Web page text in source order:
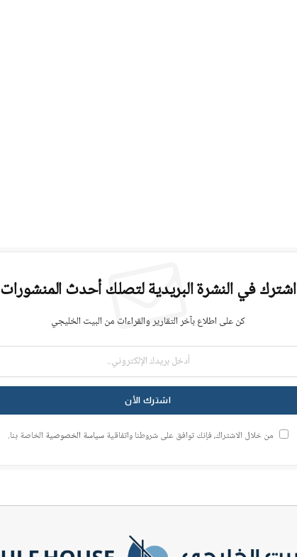
اشترك في النشرة البريدية لتصلك أحدث المنشورات
كن على اطلاع بآخر التقارير والقراءات من البيت الخليجي
من خلال الاشتراك، فإنك توافق على شروطنا واتفاقيةسياسة الخصوصية الخاصة بنا.